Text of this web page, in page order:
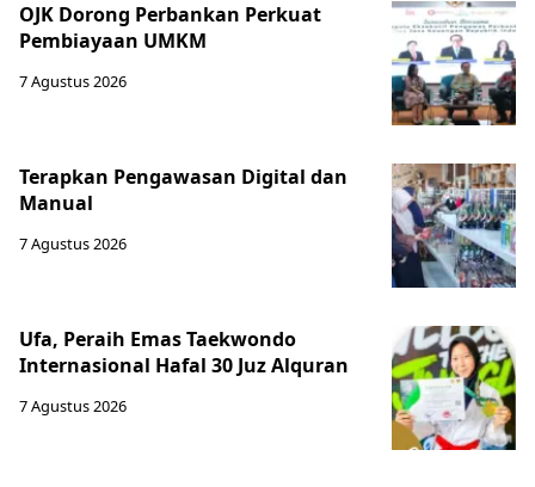
OJK Dorong Perbankan Perkuat
Pembiayaan UMKM
7 Agustus 2026
Terapkan Pengawasan Digital dan
Manual
7 Agustus 2026
Ufa, Peraih Emas Taekwondo
Internasional Hafal 30 Juz Alquran
7 Agustus 2026